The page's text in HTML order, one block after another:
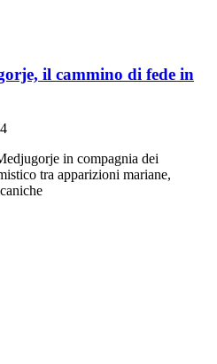
il cammino di fede in
in compagnia dei
tra apparizioni mariane,